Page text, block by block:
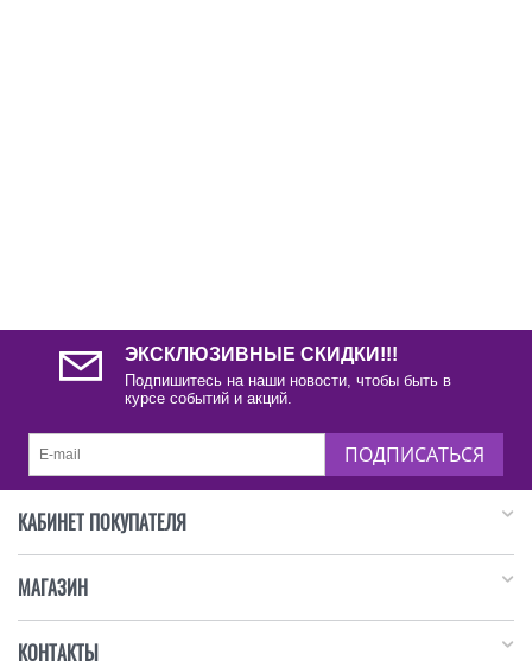
ЭКСКЛЮЗИВНЫЕ СКИДКИ!!!
Подпишитесь на наши новости, чтобы быть в
курсе событий и акций.
ПОДПИСАТЬСЯ
КАБИНЕТ ПОКУПАТЕЛЯ
МАГАЗИН
КОНТАКТЫ